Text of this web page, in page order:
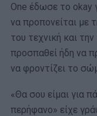
One έδωσε το okay
να προπονείται με
του τεχνική και
προσπαθεί ήδη να
να φροντίζει το
«Θα σου είμαι για
περήφανο» είχε